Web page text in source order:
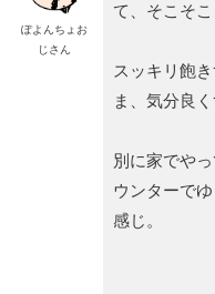
ぽよんちょお
じさん
て、そこそこ
スッキリ飽
ま、気分良
別に家でや
ウンターで
感じ。